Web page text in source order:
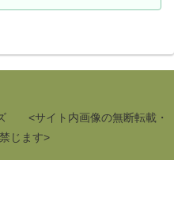
<サイト内画像の無断転載・
じます>